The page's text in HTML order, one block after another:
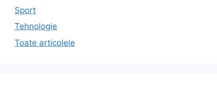
Sport
Tehnologie
Toate articolele